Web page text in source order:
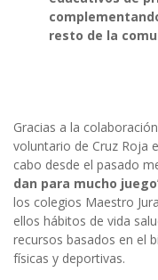
resto de la
Gracias a la
voluntario de Cruz Roja
cabo desde el pasado
dan para mucho
los colegios Maestro
ellos hábitos de vida
recursos basados en el
físicas y deportivas.